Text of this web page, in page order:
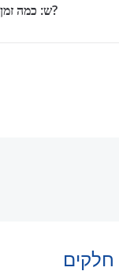
5. ש: כמה זמן לוקח לייצר חלקים על ידי הטבעה במתכת?
חלקים